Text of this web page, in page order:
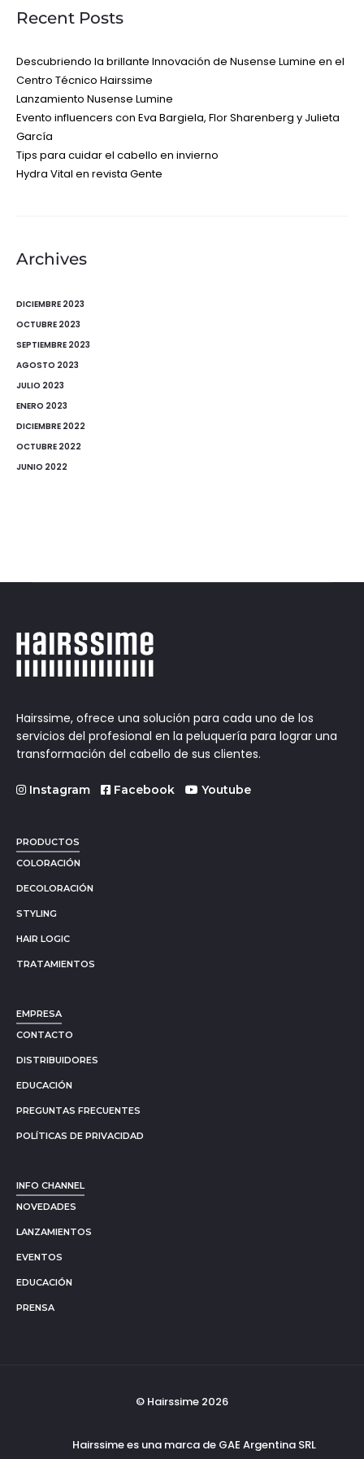
Recent Posts
Descubriendo la brillante Innovación de Nusense Lumine en el
Centro Técnico Hairssime
Lanzamiento Nusense Lumine
Evento influencers con Eva Bargiela, Flor Sharenberg y Julieta
García
Tips para cuidar el cabello en invierno
Hydra Vital en revista Gente
Archives
DICIEMBRE 2023
OCTUBRE 2023
SEPTIEMBRE 2023
AGOSTO 2023
JULIO 2023
ENERO 2023
DICIEMBRE 2022
OCTUBRE 2022
JUNIO 2022
Hairssime, ofrece una solución para cada uno de los
servicios del profesional en la peluquería para lograr una
transformación del cabello de sus clientes.
Instagram Facebook Youtube
PRODUCTOS
COLORACIÓN
DECOLORACIÓN
STYLING
HAIR LOGIC
TRATAMIENTOS
EMPRESA
CONTACTO
DISTRIBUIDORES
EDUCACIÓN
PREGUNTAS FRECUENTES
POLÍTICAS DE PRIVACIDAD
INFO CHANNEL
NOVEDADES
LANZAMIENTOS
EVENTOS
EDUCACIÓN
PRENSA
© Hairssime 2026
Hairssime es una marca de GAE Argentina SRL